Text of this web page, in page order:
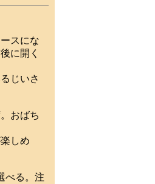
スにな
に開く
じいさ
おばち
しめ
べる。注